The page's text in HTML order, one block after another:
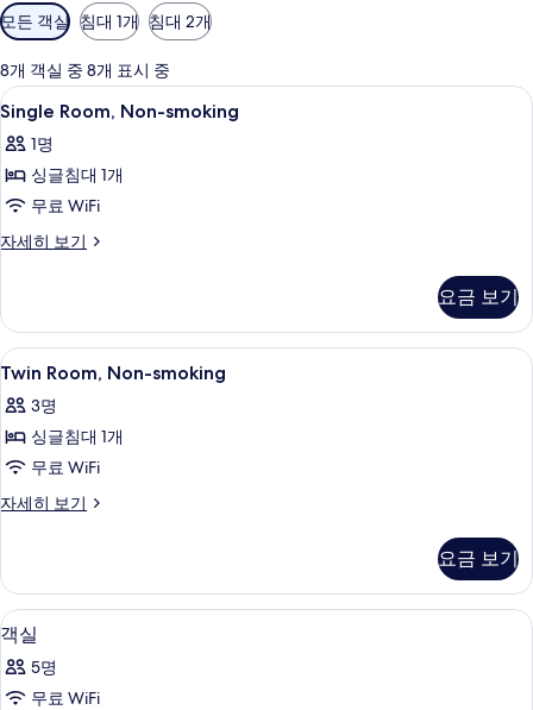
객
실
에
사
용
가
능
한
터
모든 객실 침대 1개 침대 2개
8개 객실 중 8개 표시 중
Single
Room,
Non-
smoking
사
진
보
기
8
Single Room, Non-smoking
1명
싱글침대 1개
무료 WiFi
자세히 보기
Single
자
세
히
기
요금 보기
Twin
Room,
Non-
smoking
사
진
보
기
4
Twin Room, Non-smoking
3명
싱글침대 1개
무료 WiFi
자세히 보기
Twin
자
세
히
보
기
요금 보기
객
실
사
2
객실
5명
무료 WiFi